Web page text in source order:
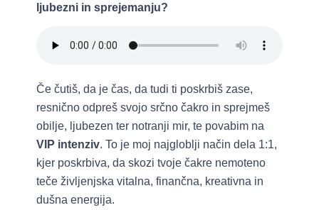
ljubezni in sprejemanju?
Če čutiš, da je čas, da tudi ti poskrbiš zase,
resnično odpreš svojo srčno čakro in sprejmeš
obilje, ljubezen ter notranji mir, te povabim na
VIP intenziv. To je moj najgloblji način dela 1:1,
kjer poskrbiva, da skozi tvoje čakre nemoteno
teče življenjska vitalna, finančna, kreativna in
dušna energija.